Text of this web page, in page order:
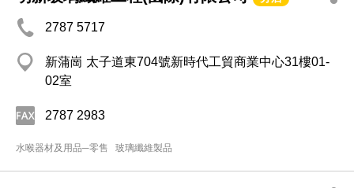
2787 5717
新蒲崗 太子道東704號新時代工貿商業中心31樓01-
02室
2787 2983
水喉器材及用品─零售 玻璃纖維製品